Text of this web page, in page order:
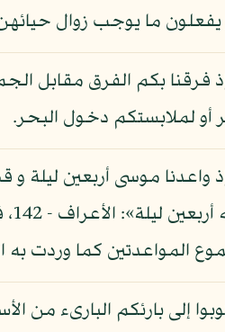
يفعلون ما يوجب زوال
فرقنا بكم الفرق مقابل
أو لملابستكم دخول البحر.
واعدنا موسى أربعين ليلة
المواعدتين كما وردت به
إلى بارئكم البارىء من